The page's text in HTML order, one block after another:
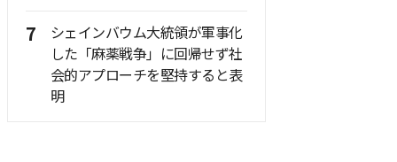
7
シェインバウム大統領が軍事化
した「麻薬戦争」に回帰せず社
会的アプローチを堅持すると表
明